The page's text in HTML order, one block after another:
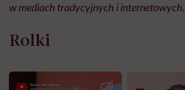
w mediach tradycyjnych i internetowych.
Rolki